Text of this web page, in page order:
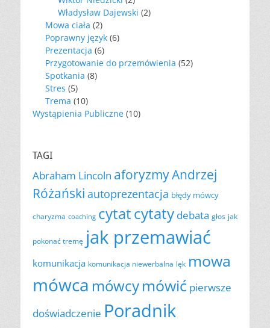
Władysław Dajewski (2)
Mowa ciała (2)
Poprawny język (6)
Prezentacja (6)
Przygotowanie do przemówienia (52)
Spotkania (8)
Stres (5)
Trema (10)
Wystąpienia Publiczne (10)
TAGI
Abraham Lincoln aforyzmyAndrzej
Różański autoprezentacja błędy mówcy
charyzma coaching cytatcytaty debata głos jak
pokonać tremę jak przemawiać
komunikacja komunikacja niewerbalna lęk mowa
mówca mówcymówić pierwsze
doświadczenie Poradnik